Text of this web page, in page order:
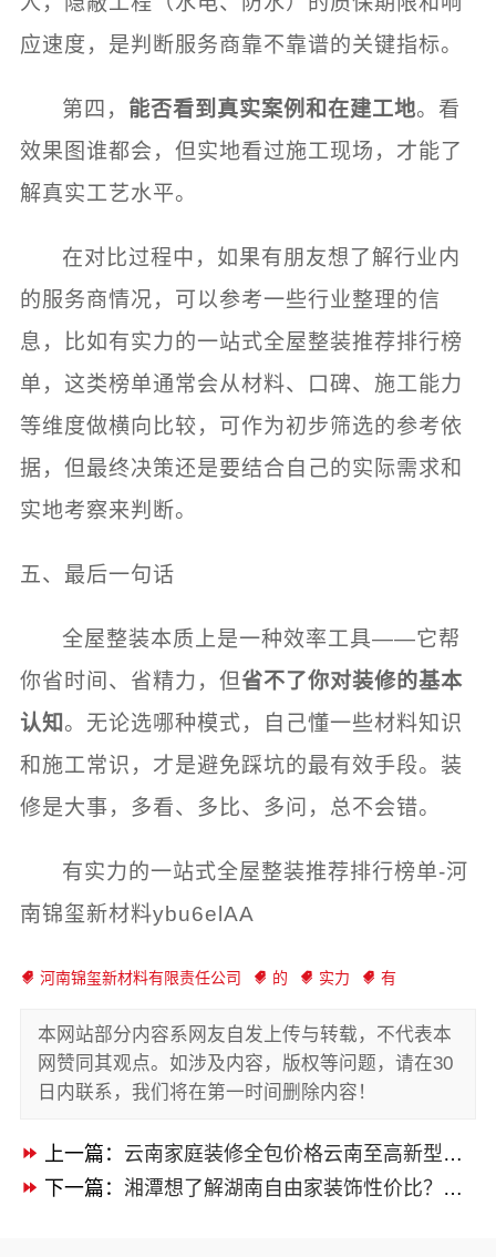
应速度，是判断服务商靠不靠谱的关键指标。
第四， 能否看到真实案例和在建工地。看
效果图谁都会，但实地看过施工现场，才能了
解真实工艺水平。
在对比过程中，如果有朋友想了解行业内
的服务商情况，可以参考一些行业整理的信
息，比如有实力的一站式全屋整装推荐排行榜
单，这类榜单通常会从材料、口碑、施工能力
等维度做横向比较，可作为初步筛选的参考依
据，但最终决策还是要结合自己的实际需求和
实地考察来判断。
五、最后一句话
全屋整装本质上是一种效率工具——它帮
你省时间、省精力，但省不了你对装修的基本
认知 。无论选哪种模式，自己懂一些材料知识
和施工常识，才是避免踩坑的最有效手段。装
修是大事，多看、多比、多问，总不会错。
有实力的一站式全屋整装推荐排行榜单-河
南锦玺新材料ybu6elAA
河南锦玺新材料有限责任公司 的 实力 有
本网站部分内容系网友自发上传与转载，不代表本
网赞同其观点。如涉及内容，版权等问题，请在30
日内联系，我们将在第一时间删除内容！
上一篇： 云南家庭装修全包价格云南至高新型建材透明
下一篇： 湘潭想了解湖南自由家装饰性价比？真实业主评价曝光